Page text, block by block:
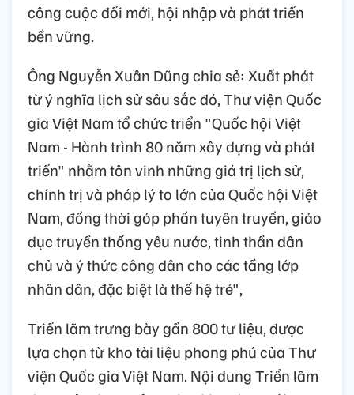
công cuộc đổi mới, hội nhập và phát triển
bền vững.
Ông Nguyễn Xuân Dũng chia sẻ: Xuất phát
từ ý nghĩa lịch sử sâu sắc đó, Thư viện Quốc
gia Việt Nam tổ chức triển "Quốc hội Việt
Nam - Hành trình 80 năm xây dựng và phát
triển" nhằm tôn vinh những giá trị lịch sử,
chính trị và pháp lý to lớn của Quốc hội Việt
Nam, đồng thời góp phần tuyên truyền, giáo
dục truyền thống yêu nước, tinh thần dân
chủ và ý thức công dân cho các tầng lớp
nhân dân, đặc biệt là thế hệ trẻ",
Triển lãm trưng bày gần 800 tư liệu, được
lựa chọn từ kho tài liệu phong phú của Thư
viện Quốc gia Việt Nam. Nội dung Triển lãm